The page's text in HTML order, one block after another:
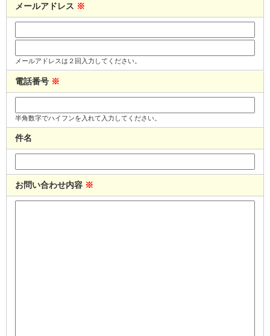
メールアドレス ※
メールアドレスは２回入力してください。
電話番号 ※
半角数字でハイフンを入れて入力してください。
件名
お問い合わせ内容 ※